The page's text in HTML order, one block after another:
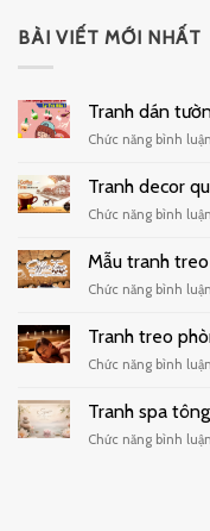
BÀI VIẾT MỚI NHẤT
Tranh dán
Chức năng bình
Tranh decor
Chức năng bình
Mẫu tranh
Chức năng bình
Tranh treo
Chức năng bình
Tranh spa
Chức năng bình